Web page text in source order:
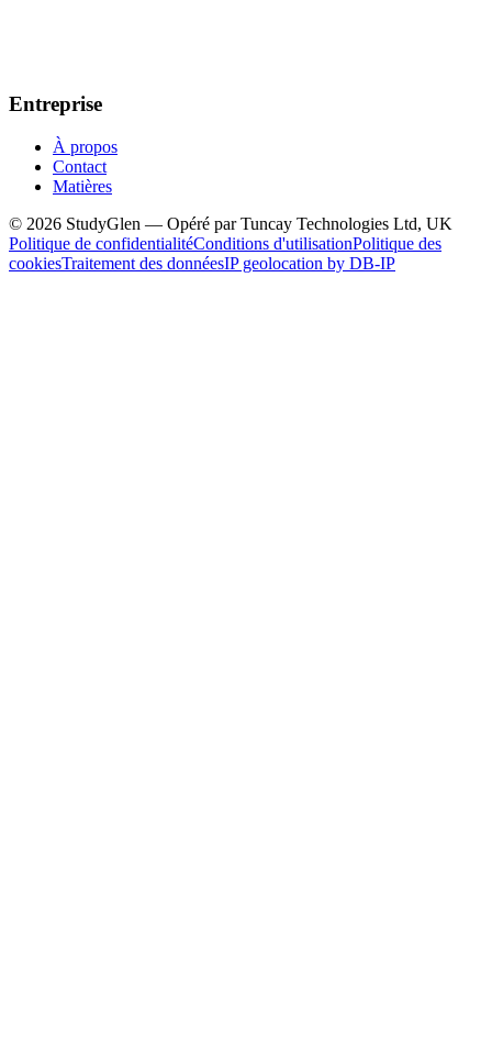
Entreprise
À propos
Contact
Matières
© 2026 StudyGlen — Opéré par Tuncay Technologies Ltd, UK
Politique de confidentialitéConditions d'utilisationPolitique des
cookiesTraitement des donnéesIP geolocation by DB-IP